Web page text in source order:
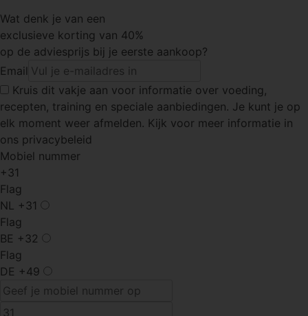
Wat denk je van een
exclusieve korting van 40%
op de adviesprijs bij je eerste aankoop?
Email
Kruis dit vakje aan voor informatie over voeding,
recepten, training en speciale aanbiedingen. Je kunt je op
elk moment weer afmelden. Kijk voor meer informatie in
ons privacybeleid
Mobiel nummer
+31
Flag
NL
+31
Flag
BE +32
Flag
DE +49